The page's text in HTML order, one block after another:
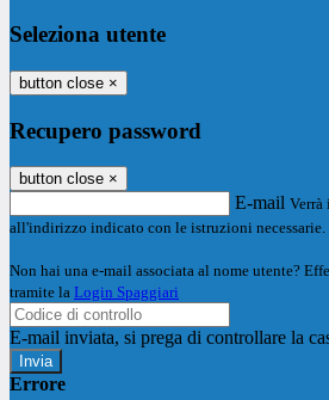
Seleziona utente
button close ×
Recupero password
button close ×
E-mail Verrà
all'indirizzo indicato con le istruzioni necessarie.
Non hai una e-mail associata al nome utente?
tramite la Login Spaggiari
E-mail inviata, si prega di controllare la
Errore